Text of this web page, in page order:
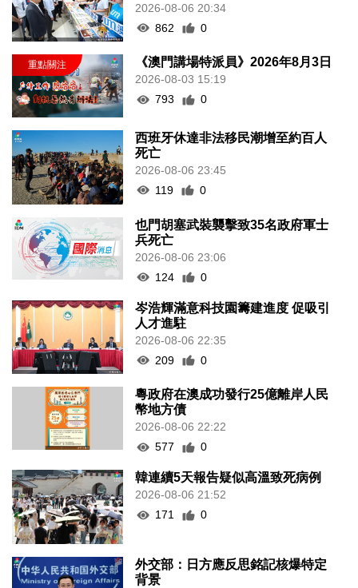
2026-08-06 20:34
862
0
《澳門講場特派員》2026年8月3日
2026-08-03 15:19
793
0
西班牙休達非法移民潮增至約百人
死亡
2026-08-06 23:45
119
0
也門胡塞武裝襲擊致35名政府軍士
兵死亡
2026-08-06 23:06
124
0
岑浩輝滿意科技園籌建進度 促吸引
人才進駐
2026-08-06 22:35
209
0
粵政府在澳成功發行25億離岸人民
幣地方債
2026-08-06 22:22
577
0
韓連續5天報告疑似高溫致死病例
2026-08-06 21:52
171
0
外交部：日方應反思銘記核爆特定
背景